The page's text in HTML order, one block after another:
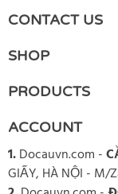
There are
review
CONTACT US
SHOP
PRODUCTS
ACCOUNT
1.Docauvn.com -
GIẤY, HÀ NỘI - M/